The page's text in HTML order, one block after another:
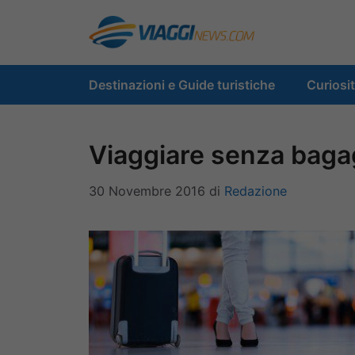
contenuto
Destinazioni e Guide turistiche
Viaggiare senza
30 Novembre 2016 di Redazione